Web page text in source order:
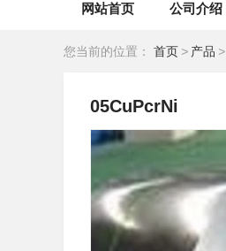
网站首页 公司介绍
您当前的位置： 首页 > 产品 >
05CuPcrNi